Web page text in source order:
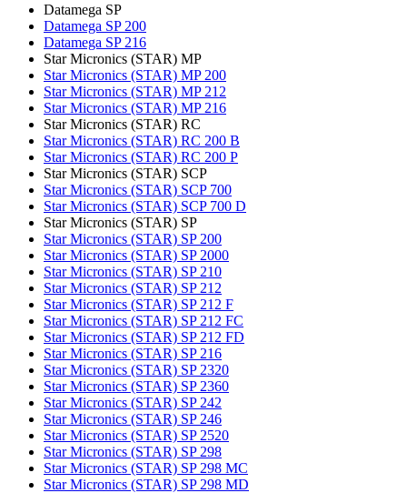
Datamega SP
Datamega SP 200
Datamega SP 216
Star Micronics (STAR) MP
Star Micronics (STAR) MP 200
Star Micronics (STAR) MP 212
Star Micronics (STAR) MP 216
Star Micronics (STAR) RC
Star Micronics (STAR) RC 200 B
Star Micronics (STAR) RC 200 P
Star Micronics (STAR) SCP
Star Micronics (STAR) SCP 700
Star Micronics (STAR) SCP 700 D
Star Micronics (STAR) SP
Star Micronics (STAR) SP 200
Star Micronics (STAR) SP 2000
Star Micronics (STAR) SP 210
Star Micronics (STAR) SP 212
Star Micronics (STAR) SP 212 F
Star Micronics (STAR) SP 212 FC
Star Micronics (STAR) SP 212 FD
Star Micronics (STAR) SP 216
Star Micronics (STAR) SP 2320
Star Micronics (STAR) SP 2360
Star Micronics (STAR) SP 242
Star Micronics (STAR) SP 246
Star Micronics (STAR) SP 2520
Star Micronics (STAR) SP 298
Star Micronics (STAR) SP 298 MC
Star Micronics (STAR) SP 298 MD